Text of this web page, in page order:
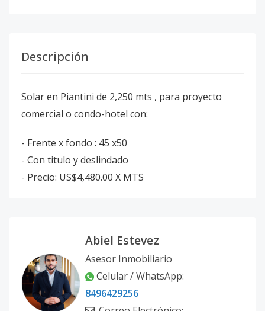
Descripción
Solar en Piantini de 2,250 mts , para proyecto
comercial o condo-hotel con:
- Frente x fondo : 45 x50
- Con titulo y deslindado
- Precio: US$4,480.00 X MTS
Abiel Estevez
Asesor Inmobiliario
Celular / WhatsApp:
8496429256